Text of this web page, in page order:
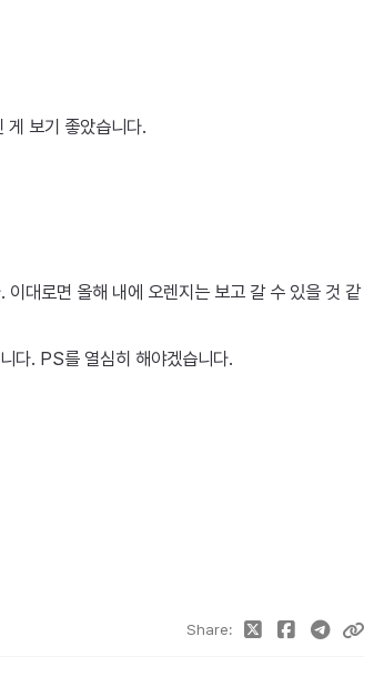
보기 좋았습니다.
대로면 올해 내에 오렌지는 보고 갈 수 있을 것 같
다. PS를 열심히 해야겠습니다.
Share